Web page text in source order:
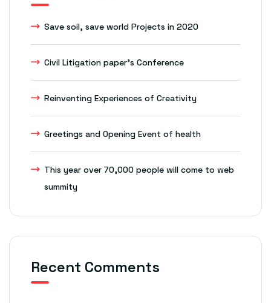
Save soil, save world Projects in 2020
Civil Litigation paper’s Conference
Reinventing Experiences of Creativity
Greetings and Opening Event of health
This year over 70,000 people will come to web
summity
Recent Comments